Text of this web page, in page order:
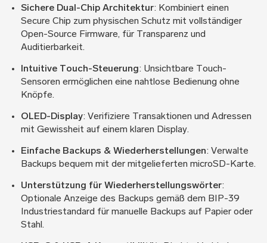
Sichere Dual-Chip Architektur: Kombiniert einen
Secure Chip zum physischen Schutz mit vollständiger
Open-Source Firmware, für Transparenz und
Auditierbarkeit.
Intuitive Touch-Steuerung: Unsichtbare Touch-
Sensoren ermöglichen eine nahtlose Bedienung ohne
Knöpfe.
OLED-Display: Verifiziere Transaktionen und Adressen
mit Gewissheit auf einem klaren Display.
Einfache Backups & Wiederherstellungen: Verwalte
Backups bequem mit der mitgelieferten microSD-Karte.
Unterstützung für Wiederherstellungswörter:
Optionale Anzeige des Backups gemäß dem BIP-39
Industriestandard für manuelle Backups auf Papier oder
Stahl.